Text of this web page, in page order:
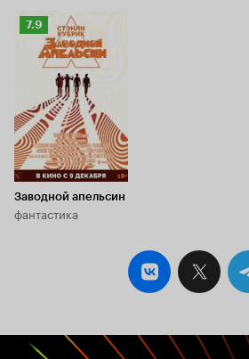
Рейтинг
Кинопоиска
7.9
7.9
Заводной апельсин
фантастика